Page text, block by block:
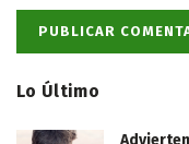
Lo Último